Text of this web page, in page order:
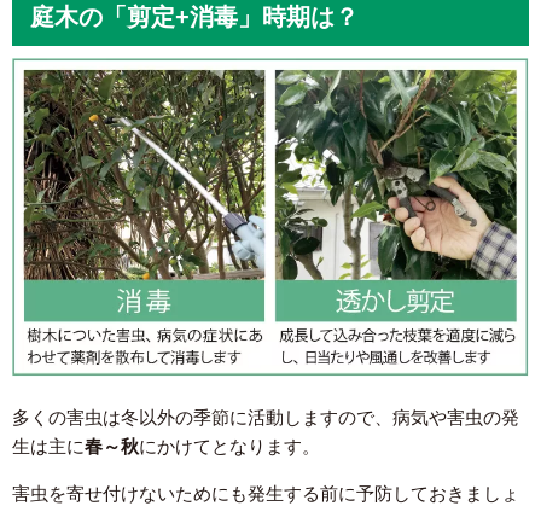
庭木の「剪定+消毒」時期は？
多くの害虫は冬以外の季節に活動しますので、病気や害虫の発
生は主に春～秋にかけてとなります。
害虫を寄せ付けないためにも発生する前に予防しておきましょ